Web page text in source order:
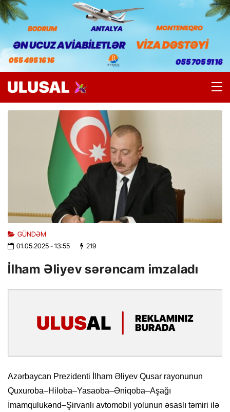
GÜNDƏM
01.05.2025- 13:55 219
İlham Əliyev sərəncam imzaladı
Azərbaycan Prezidenti İlham Əliyev Qusar rayonunun
Quxuroba–Hiloba–Yasaoba–Əniqoba–Aşağı
İmamqulukənd–Şirvanlı avtomobil yolunun əsaslı təmiri ilə